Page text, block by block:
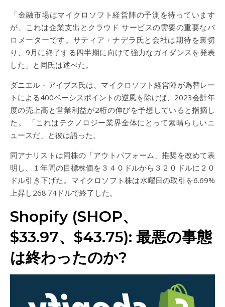
「金融市場はマイクロソフト経営陣の予測を待っています
が、これは企業支出とクラウド サービスの需要の重要なバ
ロメーターです。サティア・ナデラ氏と会社は期待を裏切
り、9月に終了する四半期に向けて強力なガイダンスを発表
した」と同氏は述べた。
ダニエル・アイブス氏は、マイクロソフト経営陣が為替レー
トによる400ベーシスポイントの逆風を除けば、2023会計年
度の売上高と営業利益が2桁の伸びを予想していると指摘し
た。 「これはテクノロジー業界全体にとって素晴らしいニ
ュースだ」と彼は語った。
同アナリストは同株の「アウトパフォーム」推奨を改めて表
明し、１年間の目標株価を３４０ドルから３２０ドルに２０
ドル引き下げた。マイクロソフト株は水曜日の取引を6.69%
上昇し268.74ドルで終了した。
Shopify (SHOP、
$33.97、$43.75): 最悪の事態
は終わったのか?